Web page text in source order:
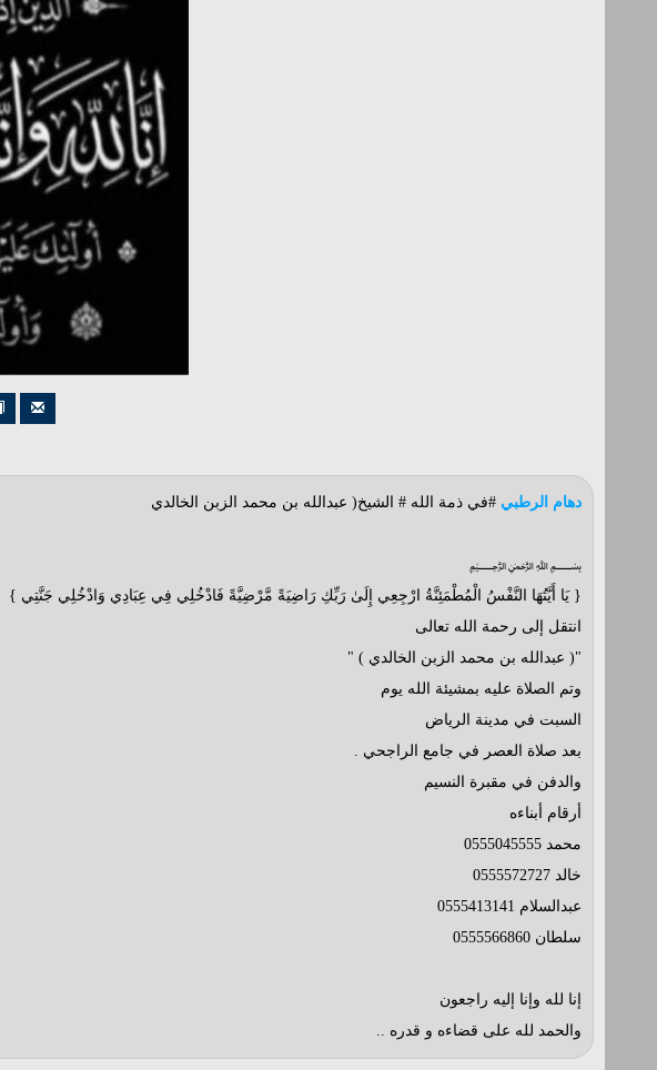
دهام الرطبي #في ذمة الله # الشيخ( عبدالله بن محمد الزبن الخالدي
﷽
{ يَا أَيَّتُهَا النَّفْسُ الْمُطْمَئِنَّةُ ارْجِعِي إِلَىٰ رَبِّكِ رَاضِيَةً مَّرْضِيَّةً فَادْخُلِي فِي عِبَادِي وَادْخُلِي جَنَّتِي }
انتقل إلى رحمة الله تعالى
"( عبدالله بن محمد الزبن الخالدي ) "
وتم الصلاة عليه بمشيئة الله يوم
السبت في مدينة الرياض
بعد صلاة العصر في جامع الراجحي .
والدفن في مقبرة النسيم
أرقام أبناءه
محمد 0555045555
خالد 0555572727
عبدالسلام 0555413141
سلطان 0555566860
إنا لله وإنا إليه راجعون
والحمد لله على قضاءه و قدره ..